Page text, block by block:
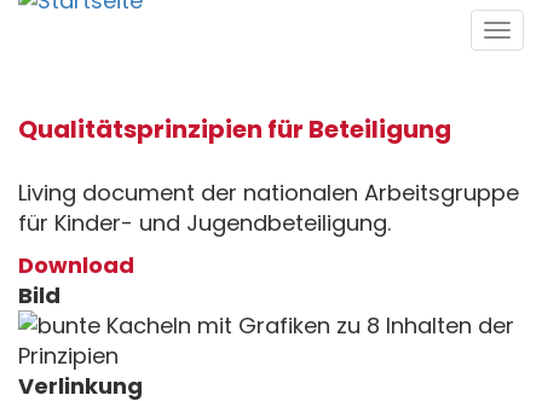
Direkt
Qualitätsprinzipien für Beteiligung
Living document der nationalen Arbeitsgruppe
für Kinder- und Jugendbeteiligung.
Download
Bild
Verlinkung